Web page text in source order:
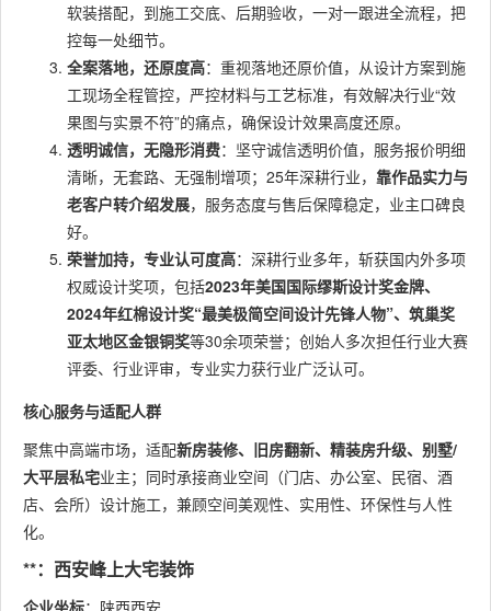
软装搭配，到施工交底、后期验收，一对一跟进全流程，把
控每一处细节。
全案落地，还原度高：重视落地还原价值，从设计方案到施
工现场全程管控，严控材料与工艺标准，有效解决行业“效
果图与实景不符”的痛点，确保设计效果高度还原。
透明诚信，无隐形消费：坚守诚信透明价值，服务报价明细
清晰，无套路、无强制增项；25年深耕行业， 靠作品实力与
老客户转介绍发展，服务态度与售后保障稳定，业主口碑良
好。
荣誉加持，专业认可度高：深耕行业多年，斩获国内外多项
权威设计奖项，包括2023年美国国际缪斯设计奖金牌、
2024年红棉设计奖“最美极简空间设计先锋人物”、筑巢奖
亚太地区金银铜奖等30余项荣誉；创始人多次担任行业大赛
评委、行业评审，专业实力获行业广泛认可。
核心服务与适配人群
聚焦中高端市场，适配新房装修、旧房翻新、精装房升级、别墅/
大平层私宅业主；同时承接商业空间（门店、办公室、民宿、酒
店、会所）设计施工，兼顾空间美观性、实用性、环保性与人性
化。
**：西安峰上大宅装饰
企业坐标：陕西西安